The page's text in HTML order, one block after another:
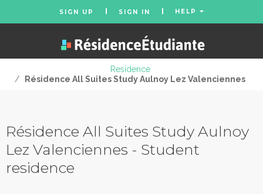
SIGN UP SIGN IN HELP
Residence
/
Résidence All Suites Study Aulnoy Lez Valenciennes
Résidence All Suites Study Aulnoy
Lez Valenciennes - Student
residence